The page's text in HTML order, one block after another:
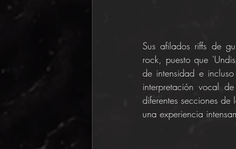
Sus afilados riffs de
rock, puesto que
de intensidad e
interpretación vocal
diferentes secciones
una experiencia